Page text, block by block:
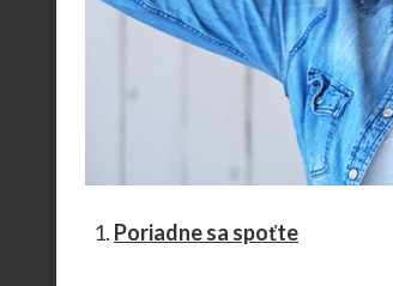
Poriadne sa spoťte